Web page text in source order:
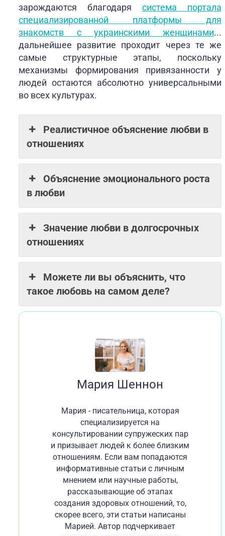
зарождаются благодаря система портала
специализированной платформы для
знакомств с украинскими женщинами...
дальнейшее развитие проходит через те же
самые структурные этапы, поскольку
механизмы формирования привязанности у
людей остаются абсолютно универсальными
во всех культурах.
Реалистичное объяснение любви в
отношениях
Объяснение эмоционального роста
в любви
Значение любви в долгосрочных
отношениях
Можете ли вы объяснить, что
такое любовь на самом деле?
Мария Шеннон
Мария - писательница, которая
специализируется на
консультировании супружеских пар
и призывает людей к более близким
отношениям. Если вам попадаются
информативные статьи с личным
мнением или научные работы,
рассказывающие об этапах
создания здоровых отношений, то,
скорее всего, эти статьи написаны
Марией. Автор подчеркивает